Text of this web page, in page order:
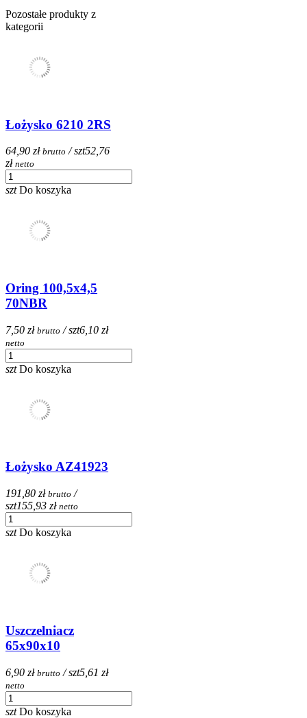
Pozostałe produkty z
kategorii
Łożysko 6210 2RS
64,90 zł brutto / szt52,76
zł netto
szt Do koszyka
Oring 100,5x4,5
70NBR
7,50 zł brutto / szt6,10 zł
netto
szt Do koszyka
Łożysko AZ41923
191,80 zł brutto /
szt155,93 zł netto
szt Do koszyka
Uszczelniacz
65x90x10
6,90 zł brutto / szt5,61 zł
netto
szt Do koszyka